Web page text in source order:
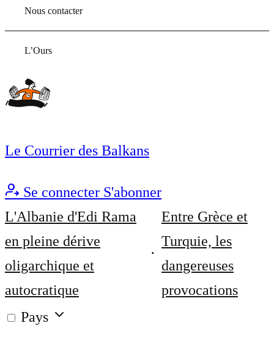
Nous contacter
L’Ours
Le Courrier des Balkans
Se connecter S'abonner
L'Albanie d'Edi Rama
en pleine dérive
oligarchique et
autocratique
Entre Grèce et
Turquie, les
dangereuses
provocations
Pays